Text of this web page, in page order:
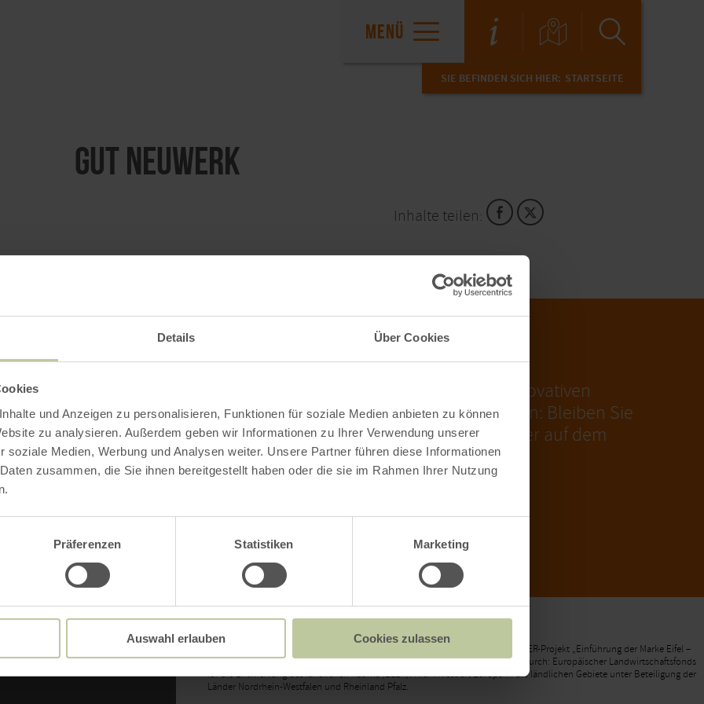
Details Über Cookies
und Anzeigen zu personalisieren, Funktionen für soziale Medien anbieten zu können
zu analysieren. Außerdem geben wir Informationen zu Ihrer Verwendung unserer
soziale Medien, Werbung und Analysen weiter. Unsere Partner führen diese Informationen
zusammen, die Sie ihnen bereitgestellt haben oder die sie im Rahmen Ihrer Nutzung
Präferenzen Statistiken Marketing
Auswahl erlauben Cookies zulassen
MENÜ
SIE BEFINDEN SICH HIER: STARTSEITE
Gut Neuwerk
Inhalte teilen:
17:00 Uhr
Infos zur regionalen Wirtschaft, zu innovativen
Projekten und beispielhaften Initiativen: Bleiben Sie
mit unserem wöchentlichen Newsletter auf dem
Laufenden!
Die Erstellung der Inhalte dieser Webseite wird gefördert im Rahmen des LEADER-Projekt „Einführung der Marke Eifel –
Aufbau und Einführung der Markenkommunikation zur Standortmarke Eifel“ durch: Europäischer Landwirtschaftsfonds
für die Entwicklung des ländlichen Raums (ELER): Hier investiert Europa in die ländlichen Gebiete unter Beteiligung der
Länder Nordrhein-Westfalen und Rheinland Pfalz.